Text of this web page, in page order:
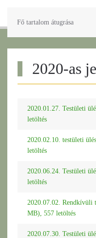
Fő tartalom átugrása
2020-as
2020.01.27. Testületi
letöltés
2020.02.10. testületi
letöltés
2020.06.24. Testületi
letöltés
2020.07.02. Rendkívüli
MB), 557 letöltés
2020.07.30. Testületi